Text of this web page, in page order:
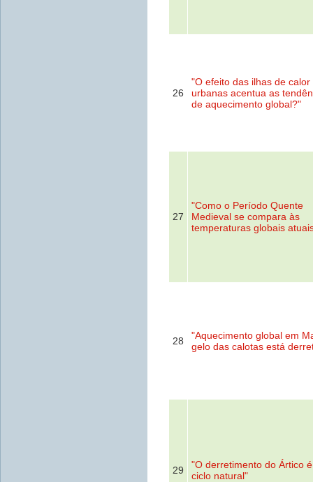
26
"O efeito das ilhas de calor
urbanas acentua as
de aquecimento global?"
27
"Como o Período Quente
Medieval se compara às
temperaturas globais
28
"Aquecimento global em
gelo das calotas está
29
"O derretimento do Ártico
ciclo natural"